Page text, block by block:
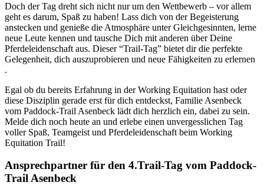
Doch der Tag dreht sich nicht nur um den Wettbewerb – vor allem
geht es darum, Spaß zu haben! Lass dich von der Begeisterung
anstecken und genieße die Atmosphäre unter Gleichgesinnten, lerne
neue Leute kennen und tausche Dich mit anderen über Deine
Pferdeleidenschaft aus. Dieser “Trail-Tag” bietet dir die perfekte
Gelegenheit, dich auszuprobieren und neue Fähigkeiten zu erlernen
.
Egal ob du bereits Erfahrung in der Working Equitation hast oder
diese Disziplin gerade erst für dich entdeckst, Familie Asenbeck
vom Paddock-Trail Asenbeck lädt dich herzlich ein, dabei zu sein.
Melde dich noch heute an und erlebe einen unvergesslichen Tag
voller Spaß, Teamgeist und Pferdeleidenschaft beim Working
Equitation Trail!
Ansprechpartner für den 4.Trail-Tag vom Paddock-
Trail Asenbeck